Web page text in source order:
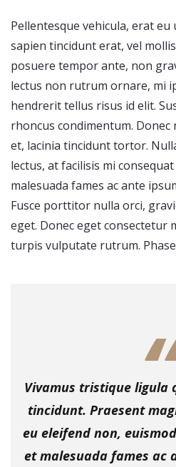
Pellentesque vehicula, erat
sapien tincidunt erat, vel
posuere tempor ante, non
lectus non rutrum ornare, mi
hendrerit tellus risus id elit.
rhoncus condimentum.
et, lacinia tincidunt tortor.
lectus, at facilisis mi
malesuada fames ac ante
Fusce porttitor nulla orci,
eget. Donec eget consectetur
turpis vulputate rutrum.
Vivamus tristique ligula
tincidunt. Praesent
eu eleifend non,
et malesuada fames ac